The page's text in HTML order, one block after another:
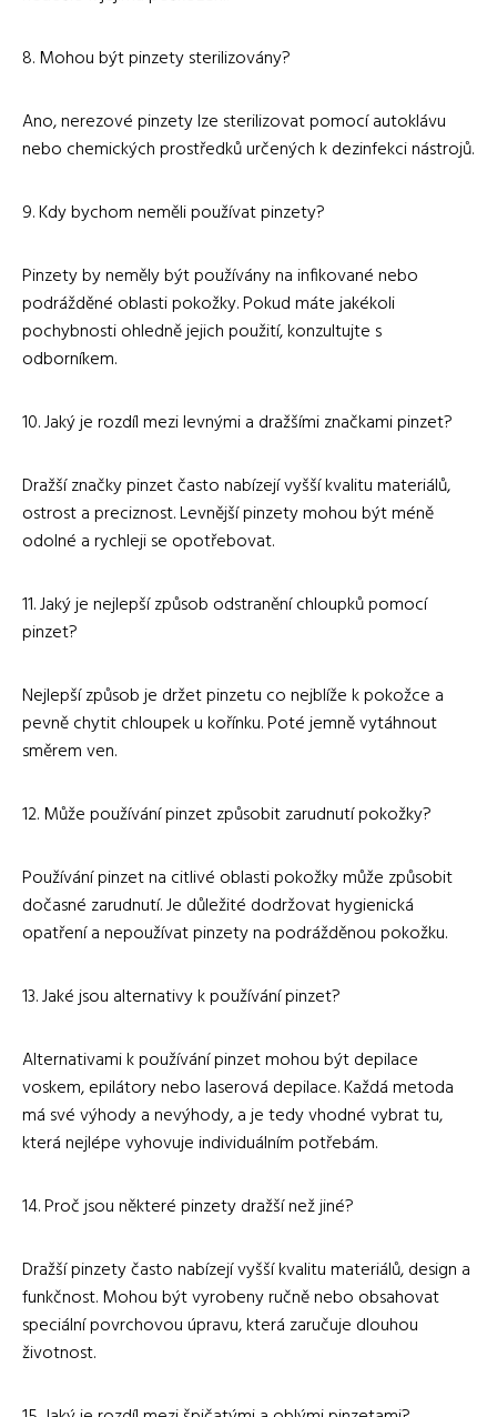
8. Mohou být pinzety sterilizovány?
Ano, nerezové pinzety lze sterilizovat pomocí autoklávu
nebo chemických prostředků určených k dezinfekci nástrojů.
9. Kdy bychom neměli používat pinzety?
Pinzety by neměly být používány na infikované nebo
podrážděné oblasti pokožky. Pokud máte jakékoli
pochybnosti ohledně jejich použití, konzultujte s
odborníkem.
10. Jaký je rozdíl mezi levnými a dražšími značkami pinzet?
Dražší značky pinzet často nabízejí vyšší kvalitu materiálů,
ostrost a preciznost. Levnější pinzety mohou být méně
odolné a rychleji se opotřebovat.
11. Jaký je nejlepší způsob odstranění chloupků pomocí
pinzet?
Nejlepší způsob je držet pinzetu co nejblíže k pokožce a
pevně chytit chloupek u kořínku. Poté jemně vytáhnout
směrem ven.
12. Může používání pinzet způsobit zarudnutí pokožky?
Používání pinzet na citlivé oblasti pokožky může způsobit
dočasné zarudnutí. Je důležité dodržovat hygienická
opatření a nepoužívat pinzety na podrážděnou pokožku.
13. Jaké jsou alternativy k používání pinzet?
Alternativami k používání pinzet mohou být depilace
voskem, epilátory nebo laserová depilace. Každá metoda
má své výhody a nevýhody, a je tedy vhodné vybrat tu,
která nejlépe vyhovuje individuálním potřebám.
14. Proč jsou některé pinzety dražší než jiné?
Dražší pinzety často nabízejí vyšší kvalitu materiálů, design a
funkčnost. Mohou být vyrobeny ručně nebo obsahovat
speciální povrchovou úpravu, která zaručuje dlouhou
životnost.